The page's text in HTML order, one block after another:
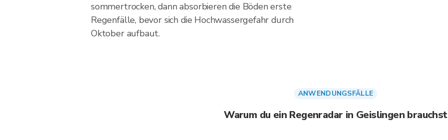
sommertrocken, dann absorbieren die Böden erste
Regenfälle, bevor sich die Hochwassergefahr durch
Oktober aufbaut.
ANWENDUNGSFÄLLE
Warum du ein Regenradar in Geislingen brauchst